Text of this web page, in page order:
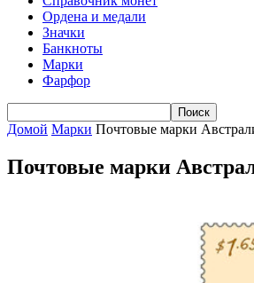
Ордена и медали
Значки
Банкноты
Марки
Фарфор
Домой Марки Почтовые марки
Почтовые марки